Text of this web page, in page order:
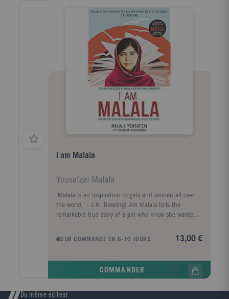
Ce texte fait référence à l'édition Broché .
I am Malala
Yousafzai Malala
'Malala is an inspiration to girls and women all over
the world.' - J.K. RowlingI Am Malala tells the
remarkable true story of a girl who knew she wanted
Valley in Pakistan, Malala was taught to stand up for
her beliefs. When terrorists took control of her region
And, on 9 October 2012, she nearly paid the ultimate
home from school.No one expected her to
SUR COMMANDE EN 6-10 JOURS 13,00 €
COMMANDER
Du même éditeur